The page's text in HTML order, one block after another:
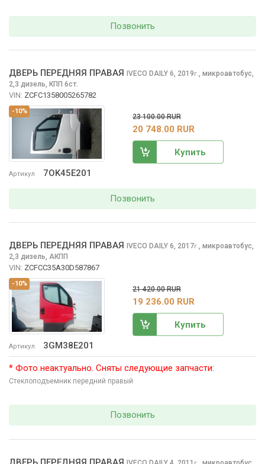
Позвонить
-10%
Артикул 7OK45E201
ДВЕРЬ ПЕРЕДНЯЯ ПРАВАЯ IVECO DAILY 6, 2019г., микроавтобус,
2,3 дизель, КПП 6ст.
VIN: ZCFC1358005265782
23 100.00 RUR
20 748.00 RUR
Купить
Позвонить
-10%
Артикул 3GM38E201
ДВЕРЬ ПЕРЕДНЯЯ ПРАВАЯ IVECO DAILY 6, 2017г., микроавтобус,
2,3 дизель, АКПП
VIN: ZCFCC35A30D587867
21 420.00 RUR
19 236.00 RUR
Купить
* Фото неактуально. Сняты следующие запчасти:
Стеклоподъемник передний правый
Позвонить